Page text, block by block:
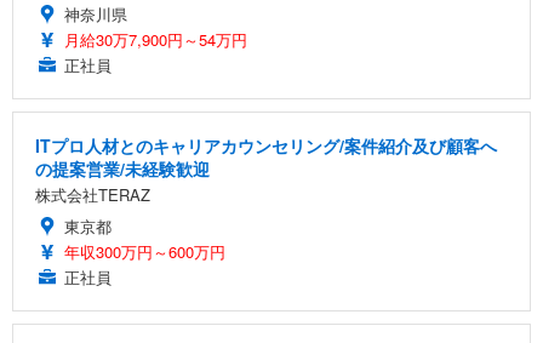
神奈川県
月給30万7,900円～54万円
正社員
ITプロ人材とのキャリアカウンセリング/案件紹介及び顧客へ
の提案営業/未経験歓迎
株式会社TERAZ
東京都
年収300万円～600万円
正社員